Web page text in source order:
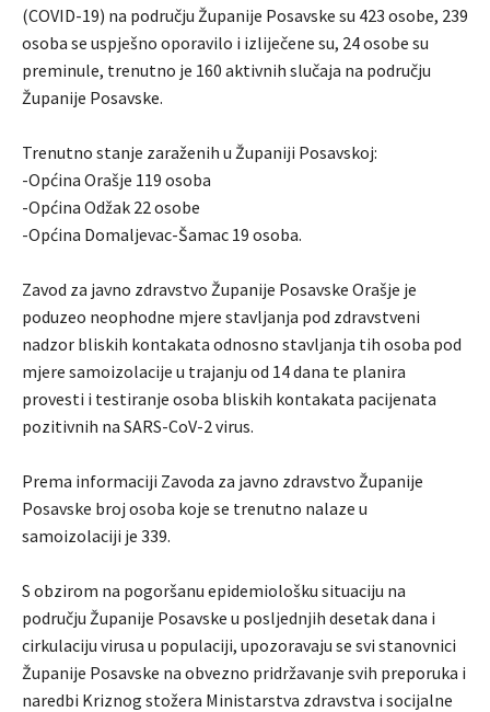
(COVID-19) na području Županije Posavske su 423 osobe, 239
osoba se uspješno oporavilo i izliječene su, 24 osobe su
preminule, trenutno je 160 aktivnih slučaja na području
Županije Posavske.
Trenutno stanje zaraženih u Županiji Posavskoj:
-Općina Orašje 119 osoba
-Općina Odžak 22 osobe
-Općina Domaljevac-Šamac 19 osoba.
Zavod za javno zdravstvo Županije Posavske Orašje je
poduzeo neophodne mjere stavljanja pod zdravstveni
nadzor bliskih kontakata odnosno stavljanja tih osoba pod
mjere samoizolacije u trajanju od 14 dana te planira
provesti i testiranje osoba bliskih kontakata pacijenata
pozitivnih na SARS-CoV-2 virus.
Prema informaciji Zavoda za javno zdravstvo Županije
Posavske broj osoba koje se trenutno nalaze u
samoizolaciji je 339.
S obzirom na pogoršanu epidemiološku situaciju na
području Županije Posavske u posljednjih desetak dana i
cirkulaciju virusa u populaciji, upozoravaju se svi stanovnici
Županije Posavske na obvezno pridržavanje svih preporuka i
naredbi Kriznog stožera Ministarstva zdravstva i socijalne